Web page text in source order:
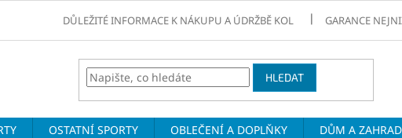
DŮLEŽITÉ INFORMACE K NÁKUPU A ÚDRŽBĚ KOL GARANCE
HLEDAT
OSTATNÍ SPORTY OBLEČENÍ A DOPLŇKY DŮM A